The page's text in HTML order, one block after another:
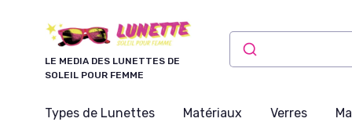
LE MEDIA DES LUNETTES DE
SOLEIL POUR FEMME
Types de Lunettes Matériaux Verres